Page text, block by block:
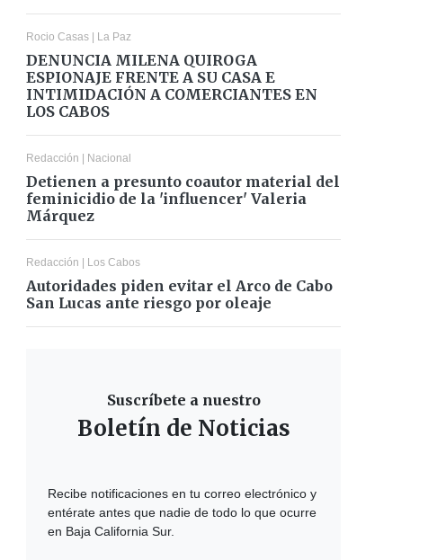
Rocio Casas | La Paz
DENUNCIA MILENA QUIROGA
ESPIONAJE FRENTE A SU CASA E
INTIMIDACIÓN A COMERCIANTES EN
LOS CABOS
Redacción | Nacional
Detienen a presunto coautor material del
feminicidio de la 'influencer' Valeria
Márquez
Redacción | Los Cabos
Autoridades piden evitar el Arco de Cabo
San Lucas ante riesgo por oleaje
Suscríbete a nuestro
Boletín de Noticias
Recibe notificaciones en tu correo electrónico y
entérate antes que nadie de todo lo que ocurre
en Baja California Sur.